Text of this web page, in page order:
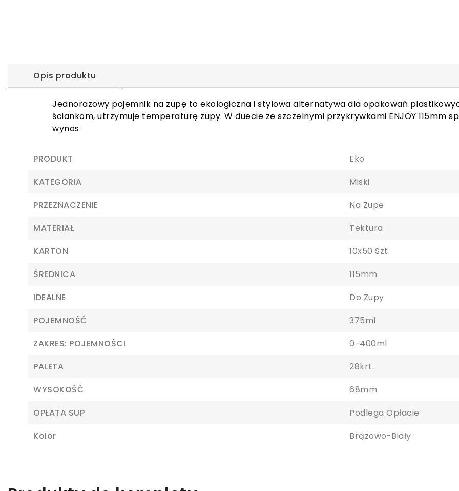
Opis produktu
Jednorazowy pojemnik na zupę to ekologiczna i stylowa alternatywa dla opakowań
ściankom, utrzymuje temperaturę zupy. W duecie ze szczelnymi przykrywkami ENJOY 115mm
wynos.
PRODUKT
Eko
KATEGORIA
Miski
PRZEZNACZENIE
Na Zupę
MATERIAŁ
Tektura
KARTON
10x50 Szt.
ŚREDNICA
115mm
IDEALNE
Do Zupy
POJEMNOŚĆ
375ml
ZAKRES: POJEMNOŚCI
0-400ml
PALETA
28krt.
WYSOKOŚĆ
68mm
OPŁATA SUP
Podlega Opłacie
Kolor
Brązowo-Biały